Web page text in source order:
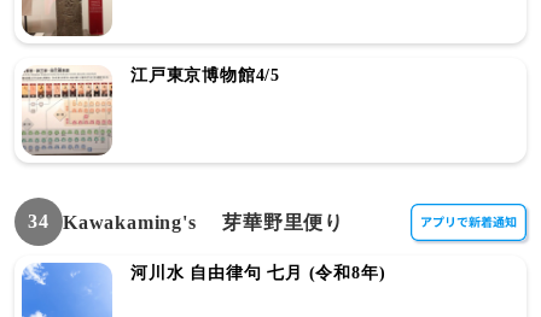
江戸東京博物館4/5
34 Kawakaming's 芽華野里便り
河川水 自由律句 七月 (令和8年)